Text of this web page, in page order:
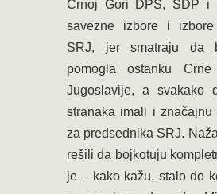
Crnoj Gori DPS, SDP i
savezne izbore i
SRJ, jer smatraju da
pomogla ostanku
Jugoslavije, a svakako
stranaka imali i
za predsednika SRJ.
rešili da bojkotuju
je – kako kažu, stalo do